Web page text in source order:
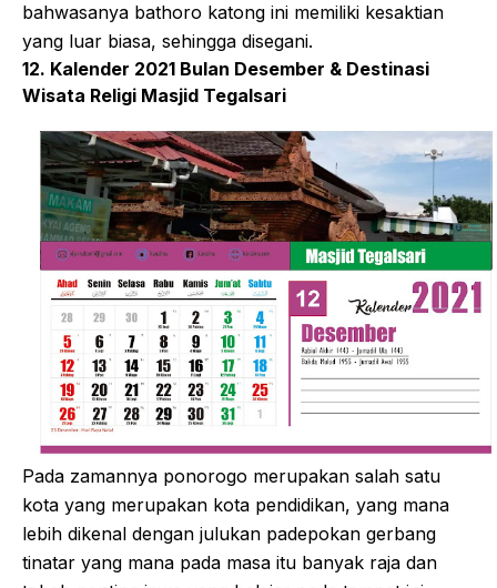
bahwasanya bathoro katong ini memiliki kesaktian
yang luar biasa, sehingga disegani.
12. Kalender 2021 Bulan Desember & Destinasi
Wisata Religi Masjid Tegalsari
Pada zamannya ponorogo merupakan salah satu
kota yang merupakan kota pendidikan, yang mana
lebih dikenal dengan julukan padepokan gerbang
tinatar yang mana pada masa itu banyak raja dan